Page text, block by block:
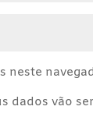
neste
dados vão